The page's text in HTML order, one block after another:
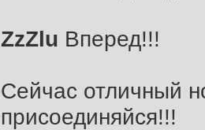
ZzZlu Вперед!!!
Сейчас отличный
присоединяйся!!!